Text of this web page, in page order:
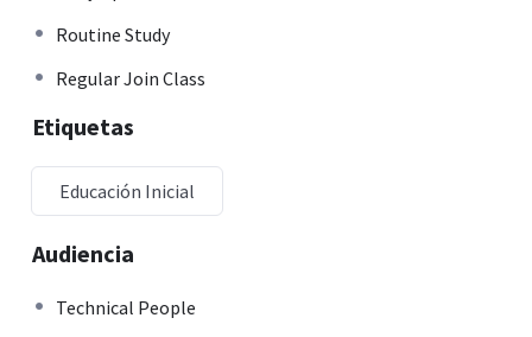
Routine Study
Regular Join Class
Etiquetas
Educación Inicial
Audiencia
Technical People